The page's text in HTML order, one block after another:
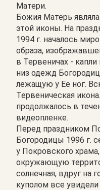
Матери.
Божия Матерь
этой иконы. На
1994 г. началось
образа,
в Тервеничах -
низ одежд
лежащую у Ее ног.
Тервеническая
продолжалось в
видеопленке.
Перед праздником
Богородицы 1996 г.
у Покровского
окружающую
солнечная, вдруг на
куполом все